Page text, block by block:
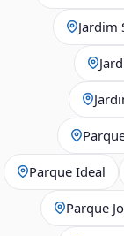
Jardim
Parque Ideal
Parque